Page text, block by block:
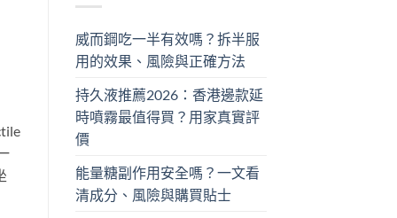
威而鋼吃一半有效嗎？拆半服
用的效果、風險與正確方法
持久液推薦2026：香港邊款延
時噴霧最值得買？用家真實評
價
能量糖副作用安全嗎？一文看
清成分、風險與購買貼士